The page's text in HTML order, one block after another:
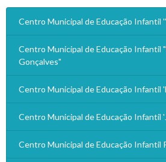
Centro Municipal de Educação Infantil
Centro Municipal de Educação Infantil
Gonçalves"
Centro Municipal de Educação Infantil
Centro Municipal de Educação Infantil
Centro Municipal de Educação Infantil